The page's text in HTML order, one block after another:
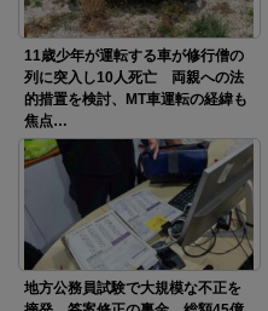
11歳少年が運転する車が修行僧の
列に突入し10人死亡 両親への法
的措置を検討、MT車運転の経緯も
焦点…
地方公務員試験で大規模な不正を